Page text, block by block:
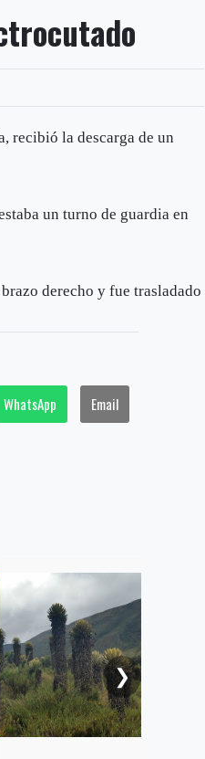
recibió la descarga de un
un turno de guardia en
derecho y fue trasladado
WhatsApp Email
❯